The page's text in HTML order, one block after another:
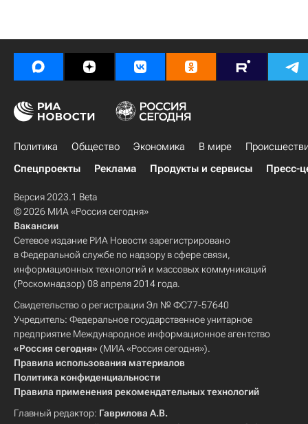
Политика Общество Экономика В мире
Спецпроекты
Реклама Продукты и сервисы Пресс-
Версия 2023.1 Beta
© 2026 МИА «Россия сегодня»
Вакансии
Сетевое издание РИА Новости зарегистрировано
в Федеральной службе по надзору в сфере связи,
информационных технологий и массовых коммуникаций
(Роскомнадзор) 08 апреля 2014 года.
Свидетельство о регистрации Эл № ФС77-57640
Учредитель: Федеральное государственное унитарное
предприятие Международное информационное агентство
«Россия сегодня» (МИА «Россия сегодня»).
Правила использования материалов
Политика конфиденциальности
Правила применения рекомендательных технологий
Главный редактор: Гаврилова А.В.